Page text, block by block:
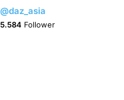
@daz_asia
5.584 Follower